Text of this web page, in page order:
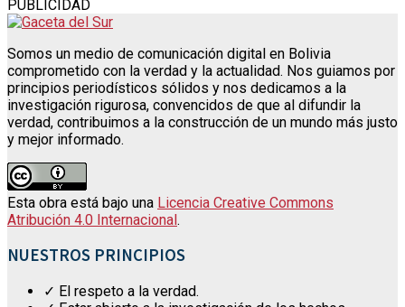
PUBLICIDAD
Somos un medio de comunicación digital en Bolivia
comprometido con la verdad y la actualidad. Nos guiamos por
principios periodísticos sólidos y nos dedicamos a la
investigación rigurosa, convencidos de que al difundir la
verdad, contribuimos a la construcción de un mundo más justo
y mejor informado.
Esta obra está bajo una Licencia Creative Commons
Atribución 4.0 Internacional.
NUESTROS PRINCIPIOS
✓ El respeto a la verdad.